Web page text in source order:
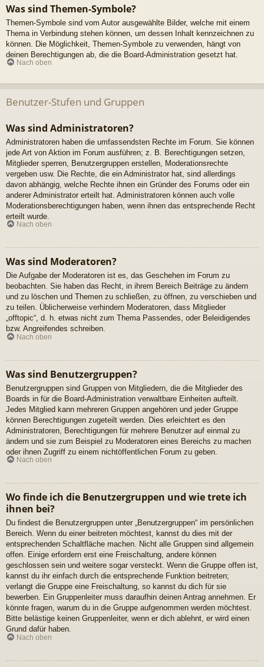
Was sind Themen-Symbole?
Themen-Symbole sind vom Autor ausgewählte Bilder, welche mit einem
Thema in Verbindung stehen können, um dessen Inhalt kennzeichnen zu
können. Die Möglichkeit, Themen-Symbole zu verwenden, hängt von
deinen Berechtigungen ab, die die Board-Administration gesetzt hat.
Nach oben
Benutzer-Stufen und Gruppen
Was sind Administratoren?
Administratoren haben die umfassendsten Rechte im Forum. Sie können
jede Art von Aktion im Forum ausführen; z. B. Berechtigungen setzen,
Mitglieder sperren, Benutzergruppen erstellen, Moderationsrechte
vergeben usw. Die Rechte, die ein Administrator hat, sind allerdings
davon abhängig, welche Rechte ihnen ein Gründer des Forums oder ein
anderer Administrator erteilt hat. Administratoren können auch volle
Moderationsberechtigungen haben, wenn ihnen das entsprechende Recht
erteilt wurde.
Nach oben
Was sind Moderatoren?
Die Aufgabe der Moderatoren ist es, das Geschehen im Forum zu
beobachten. Sie haben das Recht, in ihrem Bereich Beiträge zu ändern
und zu löschen und Themen zu schließen, zu öffnen, zu verschieben und
zu teilen. Üblicherweise verhindern Moderatoren, dass Mitglieder
„offtopic“, d. h. etwas nicht zum Thema Passendes, oder Beleidigendes
bzw. Angreifendes schreiben.
Nach oben
Was sind Benutzergruppen?
Benutzergruppen sind Gruppen von Mitgliedern, die die Mitglieder des
Boards in für die Board-Administration verwaltbare Einheiten aufteilt.
Jedes Mitglied kann mehreren Gruppen angehören und jeder Gruppe
können Berechtigungen zugeteilt werden. Dies erleichtert es den
Administratoren, Berechtigungen für mehrere Benutzer auf einmal zu
ändern und sie zum Beispiel zu Moderatoren eines Bereichs zu machen
oder ihnen Zugriff zu einem nichtöffentlichen Forum zu geben.
Nach oben
Wo finde ich die Benutzergruppen und wie trete ich
ihnen bei?
Du findest die Benutzergruppen unter „Benutzergruppen“ im persönlichen
Bereich. Wenn du einer beitreten möchtest, kannst du dies mit der
entsprechenden Schaltfläche machen. Nicht alle Gruppen sind allgemein
offen. Einige erfordern erst eine Freischaltung, andere können
geschlossen sein und weitere sogar versteckt. Wenn die Gruppe offen ist,
kannst du ihr einfach durch die entsprechende Funktion beitreten;
verlangt die Gruppe eine Freischaltung, so kannst du dich für sie
bewerben. Ein Gruppenleiter muss daraufhin deinen Antrag annehmen. Er
könnte fragen, warum du in die Gruppe aufgenommen werden möchtest.
Bitte belästige keinen Gruppenleiter, wenn er dich ablehnt, er wird einen
Grund dafür haben.
Nach oben